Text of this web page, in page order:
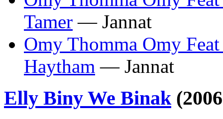
Tamer — Jannat
Omy Thomma Omy
Haytham — Jannat
Elly Biny We Binak